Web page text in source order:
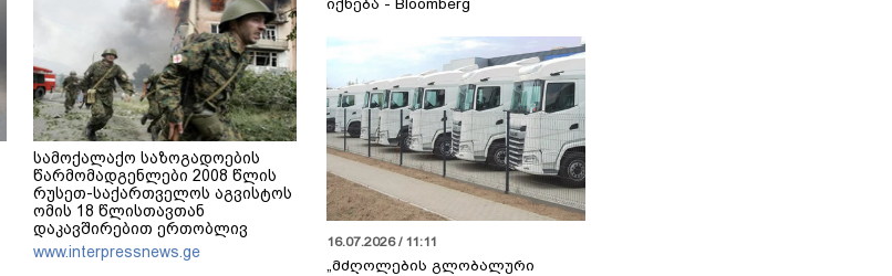
სამოქალაქო საზოგადოების
წარმომადგენლები 2008 წლის
რუსეთ-საქართველოს აგვისტოს
ომის 18 წლისთავთან
დაკავშირებით ერთობლივ
განცხადებას ავრცელებენ
www.interpressnews.ge
იქნება - Bloomberg
16.07.2026 / 11:11
„მძღოლების გლობალური